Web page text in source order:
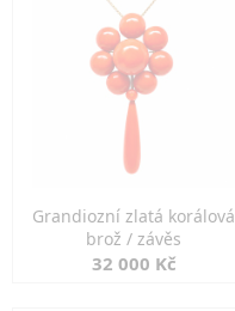
Grandiozní zlatá korálová
brož / závěs
32 000 Kč